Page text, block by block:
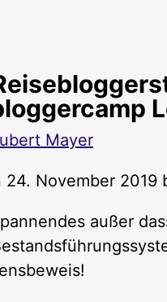
Mayer
24. November 2019
außer